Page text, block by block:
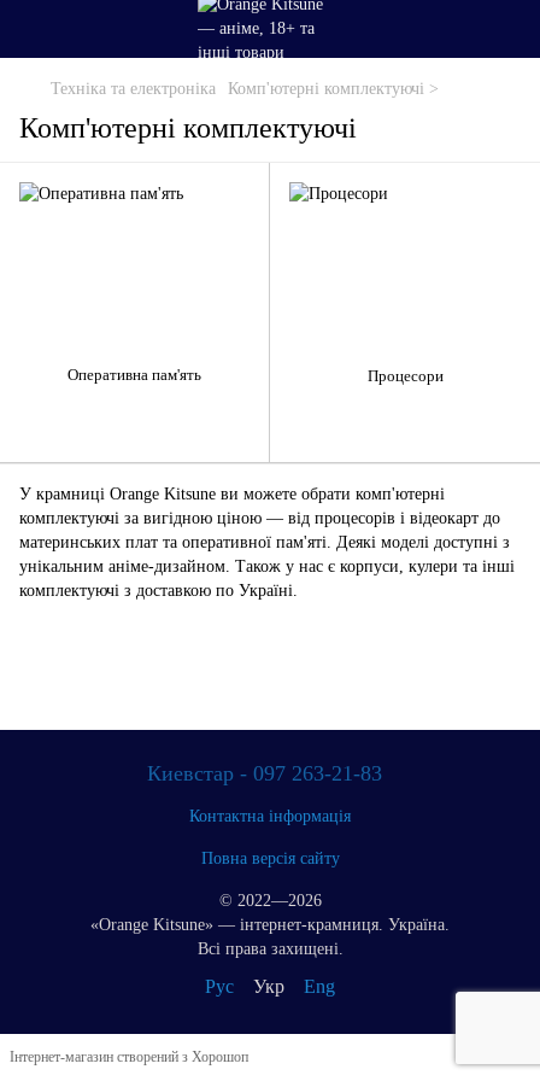
Техніка та електроніка Комп'ютерні комплектуючі >
Комп'ютерні комплектуючі
У крамниці Orange Kitsune ви можете обрати комп'ютерні
комплектуючі за вигідною ціною — від процесорів і відеокарт до
материнських плат та оперативної пам'яті. Деякі моделі доступні з
унікальним аніме-дизайном. Також у нас є корпуси, кулери та інші
комплектуючі з доставкою по Україні.
Оперативна пам'ять Процесори
Киевстар - 097 263-21-83
Контактна інформація
Повна версія сайту
© 2022—2026
«Orange Kitsune» — інтернет-крамниця. Україна.
Всі права захищені.
Рус Укр Eng
Інтернет-магазин створений з Хорошоп